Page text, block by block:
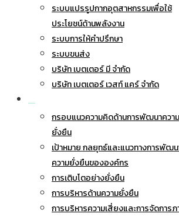
ระบบแปรรูปกากอุตสาหกรรมเพื่อใช้
ประโยชน์ด้านพลังงาน
ระบบการให้คำปรึกษา
ระบบขนส่ง
บริษัท เบตเตอร์ มี จำกัด
บริษัท เบตเตอร์ เวสท์ แคร์ จำกัด
กรอบแนวความคิดด้านการพัฒนาความ
ยั่งยืน
เป้าหมาย กลยุทธ์และแนวทางการพัฒ
ความยั่งยืนขององค์กร
การเติบโตอย่างยั่งยืน
การบริหารด้านความยั่งยืน
การบริหารความเสี่ยงและการจัดการภ